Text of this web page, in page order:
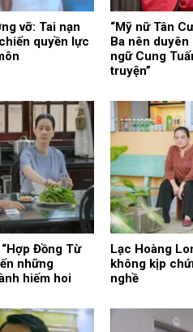
vỡ: Tai nạn
quyền lực
“Mỹ nữ Tân
Ba nên
ngữ Cung
truyện”
Đồng Từ
những
hiếm hoi
Lạc Hoàng
không kịp
nghề